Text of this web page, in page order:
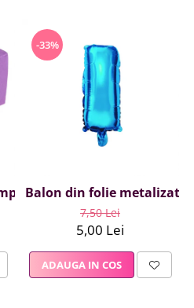
1 buc, mov
-33%
Balon din folie metalizata
7,50 Lei
5,00 Lei
ADAUGA IN COS